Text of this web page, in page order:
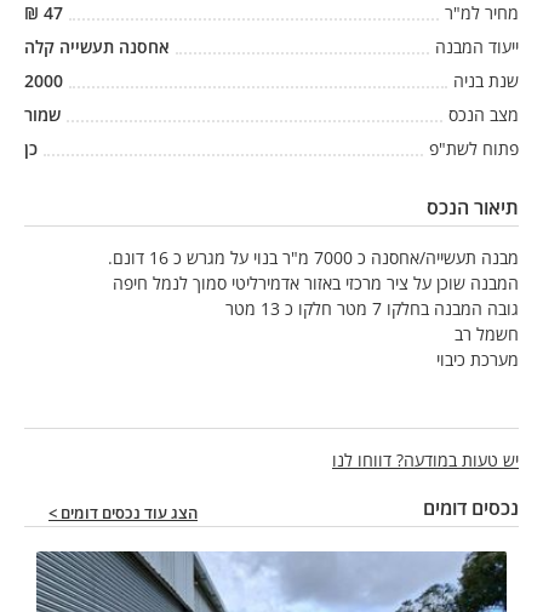
מחיר למ"ר
47
₪
ייעוד המבנה
אחסנה תעשייה קלה
שנת בניה
2000
מצב הנכס
שמור
פתוח לשת"פ
כן
תיאור הנכס
מבנה תעשייה/אחסנה כ 7000 מ"ר בנוי על מגרש כ 16 דונם.
המבנה שוכן על ציר מרכזי באזור אדמירליטי סמוך לנמל חיפה
גובה המבנה בחלקו 7 מטר חלקו כ 13 מטר
חשמל רב
מערכת כיבוי
יש טעות במודעה? דווחו לנו
נכסים דומים הצג עוד נכסים דומים >